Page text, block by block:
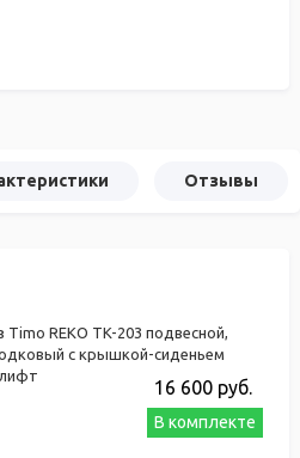
Отзывы
Timo REKO TK-203 подвесной,
с крышкой-сиденьем
16 600 руб.
В комплекте